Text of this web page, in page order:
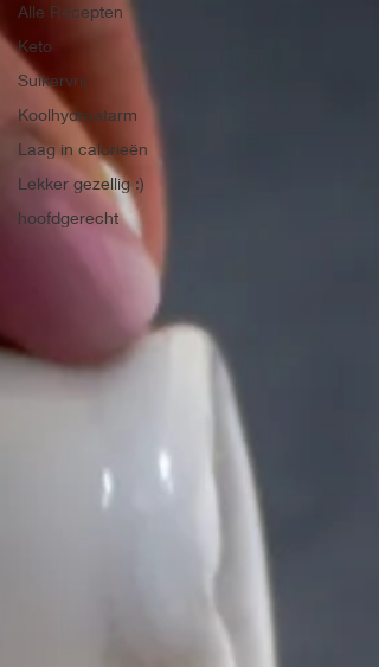
Alle Recepten
Keto
Suikervrij
Koolhydraatarm
Laag in calorieën
Lekker gezellig :)
hoofdgerecht